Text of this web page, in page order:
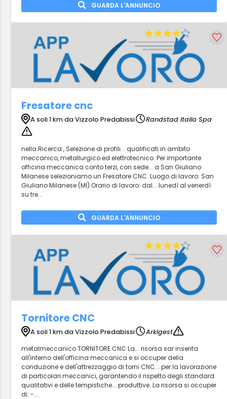
GUARDA L'ANNUNCIO
Fresatore cnc
A soli 1 km da Vizzolo Predabissi Randstad Italia Spa
nella Ricerca , Selezione di profili... qualificati in ambito
meccanico, metallurgico ed elettrotecnico. Per importante
officina meccanica conto terzi, con sede... a San Giuliano
Milanese selezioniamo un Fresatore CNC. Luogo di lavoro: San
Giuliano Milanese (MI) Orario di lavoro: dal... lunedì al venerdì
su tre...
GUARDA L'ANNUNCIO
Tornitore CNC
A soli 1 km da Vizzolo Predabissi
Arkigest
metalmeccanico TORNITORE CNC La... risorsa sar inserita
all'interno dell'officina meccanica e si occuper della
conduzione e dell'attrezzaggio di torni CNC... per la lavorazione
di particolari meccanici, garantendo il rispetto degli standard
qualitativi e delle tempistiche... produttive. La risorsa si occuper
di: -...